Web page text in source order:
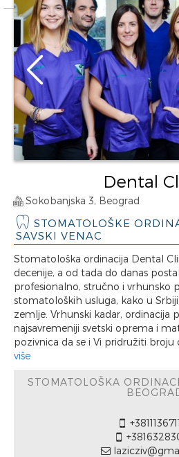
Dental
Sokobanjska 3, Beograd
STOMATOLOŠKE
SAVSKI VENAC
Stomatološka ordinacija Dental
decenije, a od tada do danas
profesionalno, stručno i vrhunsko
stomatoloških usluga, kako u
zemlje. Vrhunski kadar, ordinacija
najsavremeniji svetski oprema i
pozivnica da se i Vi pridružiti broju
više
STOMATOLOŠKA